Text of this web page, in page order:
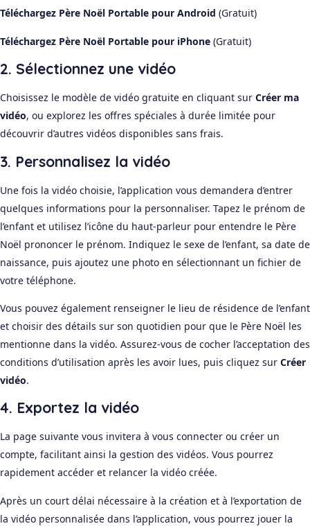
Téléchargez Père Noël Portable pour Android (Gratuit)
Téléchargez Père Noël Portable pour iPhone (Gratuit)
2. Sélectionnez une vidéo
Choisissez le modèle de vidéo gratuite en cliquant sur Créer ma
vidéo, ou explorez les offres spéciales à durée limitée pour
découvrir d’autres vidéos disponibles sans frais.
3. Personnalisez la vidéo
Une fois la vidéo choisie, l’application vous demandera d’entrer
quelques informations pour la personnaliser. Tapez le prénom de
l’enfant et utilisez l’icône du haut-parleur pour entendre le Père
Noël prononcer le prénom. Indiquez le sexe de l’enfant, sa date de
naissance, puis ajoutez une photo en sélectionnant un fichier de
votre téléphone.
Vous pouvez également renseigner le lieu de résidence de l’enfant
et choisir des détails sur son quotidien pour que le Père Noël les
mentionne dans la vidéo. Assurez-vous de cocher l’acceptation des
conditions d’utilisation après les avoir lues, puis cliquez sur Créer
vidéo.
4. Exportez la vidéo
La page suivante vous invitera à vous connecter ou créer un
compte, facilitant ainsi la gestion des vidéos. Vous pourrez
rapidement accéder et relancer la vidéo créée.
Après un court délai nécessaire à la création et à l’exportation de
la vidéo personnalisée dans l’application, vous pourrez jouer la